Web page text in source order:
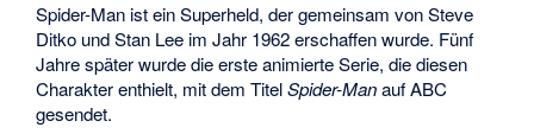
Spider-Man ist ein Superheld, der gemeinsam von Steve
Ditko und Stan Lee im Jahr 1962 erschaffen wurde. Fünf
Jahre später wurde die erste animierte Serie, die diesen
Charakter enthielt, mit dem TitelSpider-Manauf ABC
gesendet.